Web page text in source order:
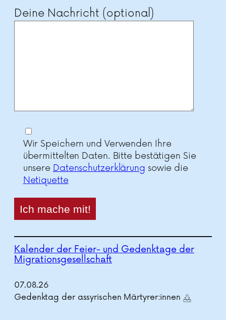
Deine Nachricht (optional)
Wir Speichern und Verwenden Ihre
übermittelten Daten. Bitte bestätigen Sie
unsere Datenschutzerklärung sowie die
Netiquette
Kalender der Feier- und Gedenktage der
Migrationsgesellschaft
07.08.26
Gedenktag der assyrischen Märtyrer:innen